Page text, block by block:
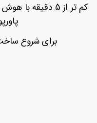
ثبت
بازیابی
کم تر از 5 دقیقه با هوش مصنوعی
برای شروع